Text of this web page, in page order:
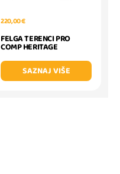
220,00 €
FELGA TERENCI PRO
COMP HERITAGE
SAZNAJ VIŠE